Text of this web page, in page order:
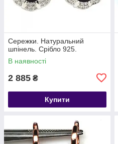
Сережки. Натуральний
шпінель. Срібло 925.
В наявності
2 885 ₴
Купити